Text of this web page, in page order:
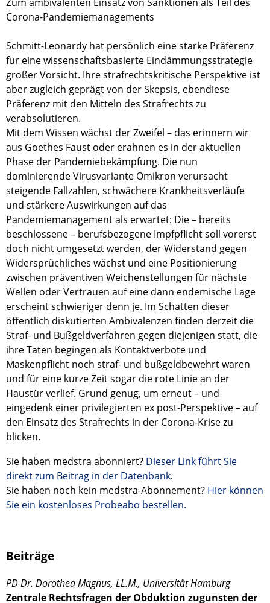
Corona-Pandemiemanagements
Schmitt-Leonardy hat persönlich eine starke Präferenz
für eine wissenschaftsbasierte Eindämmungsstrategie
großer Vorsicht. Ihre strafrechtskritische Perspektive ist
aber zugleich geprägt von der Skepsis, ebendiese
Präferenz mit den Mitteln des Strafrechts zu
verabsolutieren.
Mit dem Wissen wächst der Zweifel – das erinnern wir
aus Goethes Faust oder erahnen es in der aktuellen
Phase der Pandemiebekämpfung. Die nun
dominierende Virusvariante Omikron verursacht
steigende Fallzahlen, schwächere Krankheitsverläufe
und stärkere Auswirkungen auf das
Pandemiemanagement als erwartet: Die – bereits
beschlossene – berufsbezogene Impfpflicht soll vorerst
doch nicht umgesetzt werden, der Widerstand gegen
Widersprüchliches wächst und eine Positionierung
zwischen präventiven Weichenstellungen für nächste
Wellen oder Vertrauen auf eine dann endemische Lage
erscheint schwieriger denn je. Im Schatten dieser
öffentlich diskutierten Ambivalenzen finden derzeit die
Straf- und Bußgeldverfahren gegen diejenigen statt, die
ihre Taten begingen als Kontaktverbote und
Maskenpflicht noch straf- und bußgeldbewehrt waren
und für eine kurze Zeit sogar die rote Linie an der
Haustür verlief. Grund genug, um erneut – und
eingedenk einer privilegierten ex post-Perspektive – auf
den Einsatz des Strafrechts in der Corona-Krise zu
blicken.
Sie haben medstra abonniert? Dieser Link führt Sie
direkt zum Beitrag in der Datenbank.
Sie haben noch kein medstra-Abonnement? Hier können
Sie ein kostenloses Probeabo bestellen.
Beiträge
PD Dr. Dorothea Magnus, LL.M., Universität Hamburg
Zentrale Rechtsfragen der Obduktion zugunsten der